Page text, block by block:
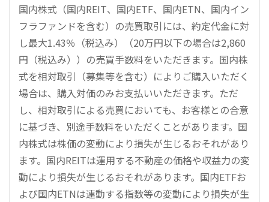
国内株式（国内REIT、国内ETF、国内ETN、国内イン
フラファンドを含む）の売買取引には、約定代金に対
し最大1.43％（税込み）（20万円以下の場合は2,860
円（税込み））の売買手数料をいただきます。国内株
式を相対取引（募集等を含む）によりご購入いただく
場合は、購入対価のみお支払いいただきます。ただ
し、相対取引による売買においても、お客様との合意
に基づき、別途手数料をいただくことがあります。国
内株式は株価の変動により損失が生じるおそれがあり
ます。国内REITは運用する不動産の価格や収益力の変
動により損失が生じるおそれがあります。国内ETFお
よび国内ETNは連動する指数等の変動により損失が生